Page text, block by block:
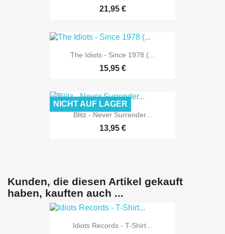
21,95 €
The Idiots - Since 1978 (...
15,95 €
Blitz - Never Surrender...
13,95 €
NICHT AUF LAGER
Kunden, die diesen Artikel gekauft
haben, kauften auch ...
Idiots Records - T-Shirt...